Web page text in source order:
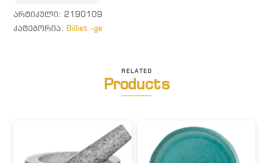
ᲐᲠᲢᲘᲙᲣᲚᲘ:2190109
ᲙᲐᲢᲔᲒᲝᲠᲘᲐ:Billiet -ge
RELATED
Products